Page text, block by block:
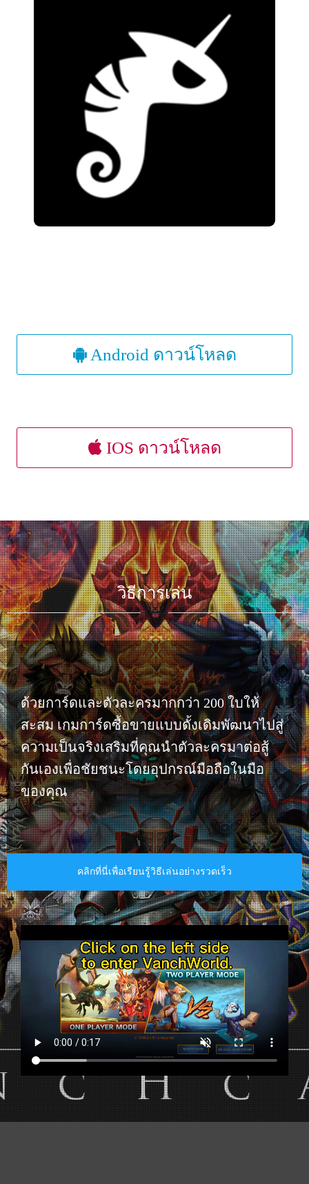
Android ดาวน์โหลด
IOS ดาวน์โหลด
วิธีการเล่น
ด้วยการ์ดและตัวละครมากกว่า 200 ใบให้
สะสม เกมการ์ดซื้อขายแบบดั้งเดิมพัฒนาไปสู่
ความเป็นจริงเสริมที่คุณนำตัวละครมาต่อสู้
กันเองเพื่อชัยชนะโดยอุปกรณ์มือถือในมือ
ของคุณ​
คลิกที่นี่เพื่อเรียนรู้วิธีเล่นอย่างรวดเร็ว